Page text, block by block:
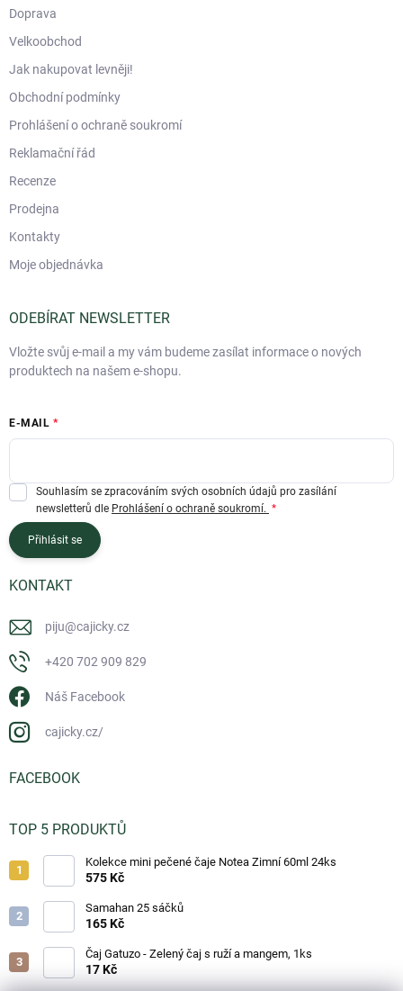
Doprava
Velkoobchod
Jak nakupovat levněji!
Obchodní podmínky
Prohlášení o ochraně soukromí
Reklamační řád
Recenze
Prodejna
Kontakty
Moje objednávka
ODEBÍRAT NEWSLETTER
Vložte svůj e-mail a my vám budeme zasílat informace o nových
produktech na našem e-shopu.
E-MAIL
Souhlasím se zpracováním svých osobních údajů pro zasílání
newsletterů dle Prohlášení o ochraně soukromí.
Přihlásit se
KONTAKT
piju@cajicky.cz
+420 702 909 829
Náš Facebook
cajicky.cz/
FACEBOOK
TOP 5 PRODUKTŮ
Kolekce mini pečené čaje Notea Zimní 60ml 24ks
575 Kč
Samahan 25 sáčků
165 Kč
Čaj Gatuzo - Zelený čaj s ruží a mangem, 1ks
17 Kč